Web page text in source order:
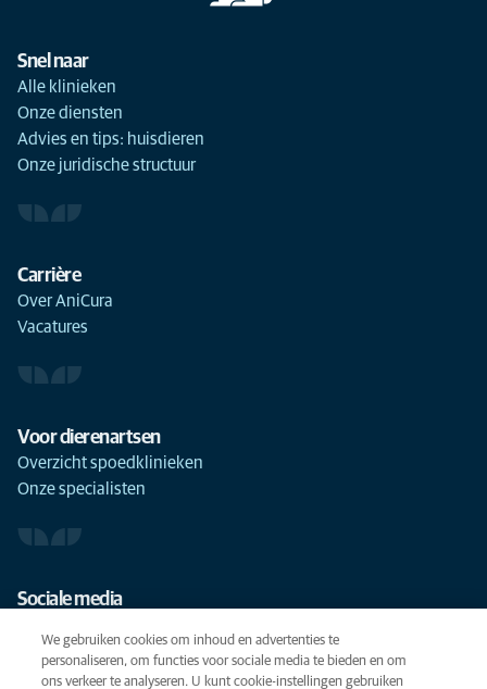
Snel naar
Alle klinieken
Onze diensten
Advies en tips: huisdieren
Onze juridische structuur
Carrière
Over AniCura
Vacatures
Voor dierenartsen
Overzicht spoedklinieken
Onze specialisten
Sociale media
We gebruiken cookies om inhoud en advertenties te
personaliseren, om functies voor sociale media te bieden en om
ons verkeer te analyseren. U kunt cookie-instellingen gebruiken